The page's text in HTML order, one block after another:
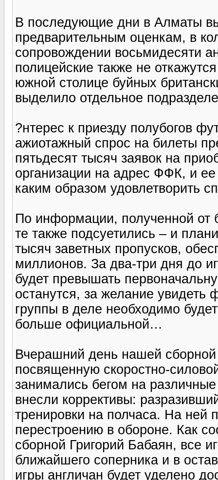
В последующие дни в Алматы
предварительным оценкам, в
сопровождении восьмидесяти
полицейские также не
южной столице буйных
выделило отдельное
?нтерес к приезду полубогов
ажиотажный спрос на билеты
пятьдесят тысяч заявок на
организации на адрес ФФК, и
каким образом удовлетворить
По информации, полученной от
те также подсуетились – и
тысяч заветных пропусков,
миллионов. За два-три дня до
будет превышать
останутся, за желание
группы в деле необходимо
больше официальной…
Вчерашний день нашей
посвященную скоростно-
занимались бегом на
внесли коррективы:
тренировки на полчаса. На ней
перестроению в обороне. Как
сборной Григорий Бабаян, все
ближайшего соперника и в
игры англичан будет уделено